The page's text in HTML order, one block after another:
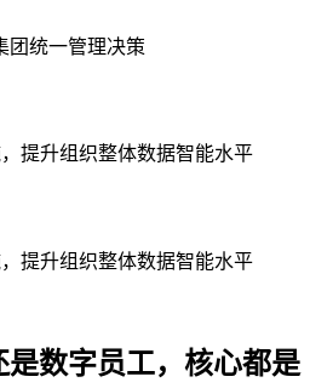
团统一管理决策
提升组织整体数据智能水平
提升组织整体数据智能水平
数字员工，核心都是